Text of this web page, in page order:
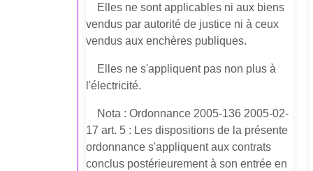
Elles ne sont applicables ni aux biens
vendus par autorité de justice ni à ceux
vendus aux enchères publiques.
Elles ne s'appliquent pas non plus à
l'électricité.
Nota : Ordonnance 2005-136 2005-02-
17 art. 5 : Les dispositions de la présente
ordonnance s'appliquent aux contrats
conclus postérieurement à son entrée en